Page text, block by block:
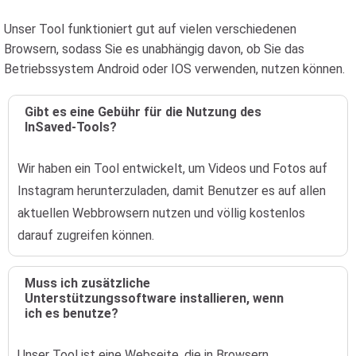
Unser Tool funktioniert gut auf vielen verschiedenen
Browsern, sodass Sie es unabhängig davon, ob Sie das
Betriebssystem Android oder IOS verwenden, nutzen können.
Gibt es eine Gebühr für die Nutzung des
InSaved-Tools?
Wir haben ein Tool entwickelt, um Videos und Fotos auf
Instagram herunterzuladen, damit Benutzer es auf allen
aktuellen Webbrowsern nutzen und völlig kostenlos
darauf zugreifen können.
Muss ich zusätzliche
Unterstützungssoftware installieren, wenn
ich es benutze?